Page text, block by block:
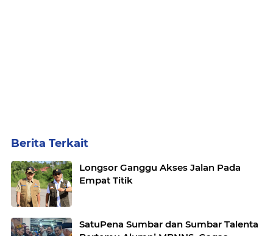
Berita Terkait
Longsor Ganggu Akses Jalan Pada
Empat Titik
SatuPena Sumbar dan Sumbar Talenta